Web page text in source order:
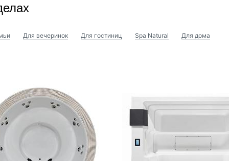
Для вечеринок Для гостиниц Spa Natural Для дома